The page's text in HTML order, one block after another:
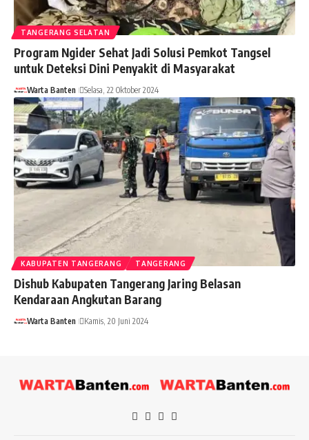
TANGERANG SELATAN
Program Ngider Sehat Jadi Solusi Pemkot Tangsel
untuk Deteksi Dini Penyakit di Masyarakat
Warta Banten Selasa, 22 Oktober 2024
KABUPATEN TANGERANG TANGERANG
Dishub Kabupaten Tangerang Jaring Belasan
Kendaraan Angkutan Barang
Warta Banten Kamis, 20 Juni 2024